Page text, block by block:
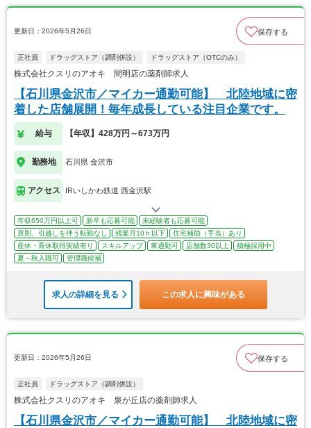
更新日：2026年5月26日 保存する
正社員 ドラッグストア（調剤併設） ドラッグストア（OTCのみ）
株式会社クスリのアオキ 間明店の薬剤師求人
【石川県金沢市／マイカー通勤可能】 北陸地域に密
着した店舗展開！毎年成長している注目企業です。
給与 【年収】428万円～673万円
勤務地 石川県 金沢市
アクセス IRいしかわ鉄道 西金沢駅
年収650万円以上可 新卒も応募可能
未経験者も応募可能
原則、引越しを伴う転勤なし
残業月10ｈ以下
住宅補助（手当）あり
産休・育休取得実績有り
スキルアップ 車通勤可 店舗数30以上
積極採用中
夏～秋入職可
管理職候補
求人の詳細を見る この求人に興味がある
更新日：2026年5月26日 保存する
正社員 ドラッグストア（調剤併設）
株式会社クスリのアオキ 泉が丘店の薬剤師求人
【石川県金沢市／マイカー通勤可能】 北陸地域に密